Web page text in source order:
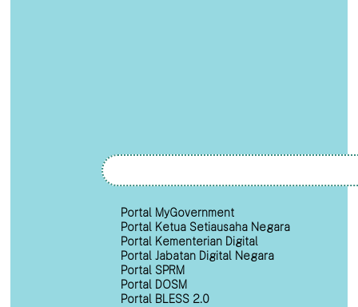
Portal MyGovernment
Portal Ketua Setiausaha Negara
Portal Kementerian Digital
Portal Jabatan Digital Negara
Portal SPRM
Portal DOSM
Portal BLESS 2.0